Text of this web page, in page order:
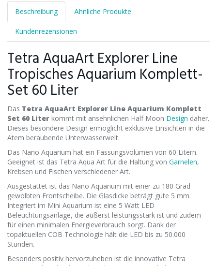
Beschreibung Ähnliche Produkte
Kundenrezensionen
Tetra AquaArt Explorer Line
Tropisches Aquarium Komplett-
Set 60 Liter
Das Tetra AquaArt Explorer Line Aquarium Komplett
Set 60 Liter kommt mit ansehnlichen Half Moon Design daher.
Dieses besondere Design ermöglicht exklusive Einsichten in die
Atem beraubende Unterwasserwelt.
Das Nano Aquarium hat ein Fassungsvolumen von 60 Litern.
Geeignet ist das Tetra Aqua Art für die Haltung von Garnelen,
Krebsen und Fischen verschiedener Art.
Ausgestattet ist das Nano Aquarium mit einer zu 180 Grad
gewölbten Frontscheibe. Die Glasdicke beträgt gute 5 mm.
Integriert im Mini Aquarium ist eine 5 Watt LED
Beleuchtungsanlage, die äußerst leistungsstark ist und zudem
für einen minimalen Energieverbrauch sorgt. Dank der
topaktuellen COB Technologie hält die LED bis zu 50.000
Stunden.
Besonders positiv hervorzuheben ist die innovative Tetra